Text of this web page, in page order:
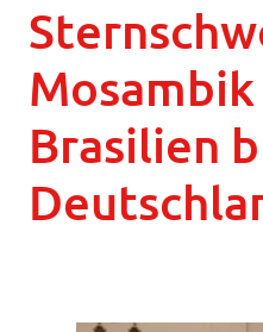
Brasilien